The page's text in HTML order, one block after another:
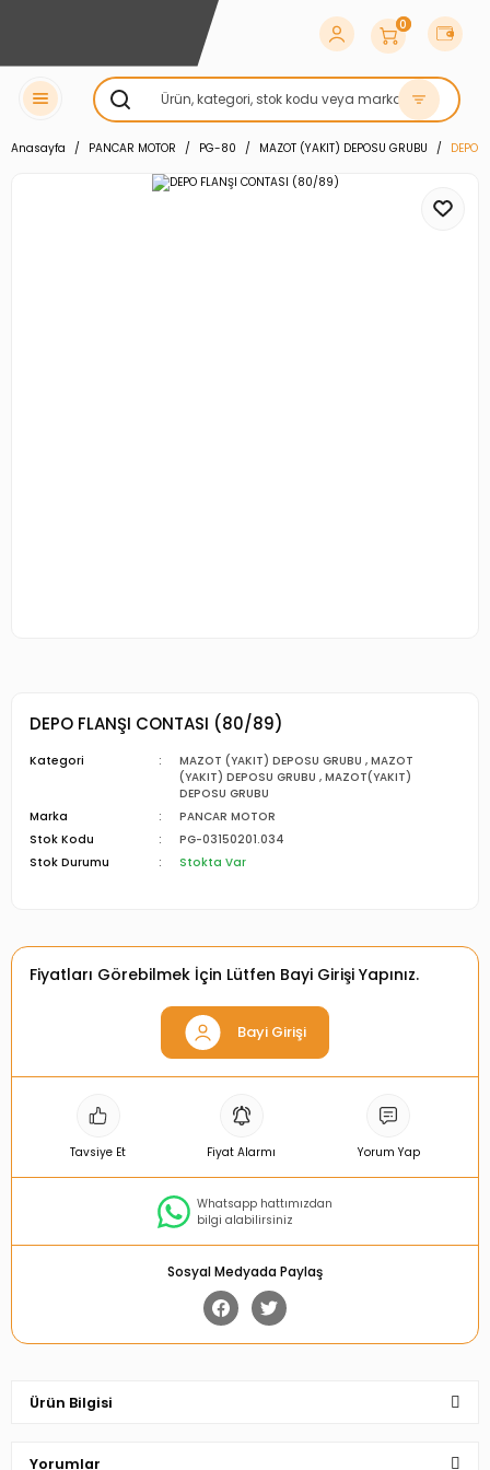
0
Anasayfa PANCAR MOTOR PG-80 MAZOT (YAKIT) DEPOSU GRUBU DEPO
DEPO FLANŞI CONTASI (80/89)
Kategori MAZOT (YAKIT) DEPOSU GRUBU ,MAZOT
(YAKIT) DEPOSU GRUBU ,MAZOT(YAKIT)
DEPOSU GRUBU
Marka
PANCAR MOTOR
Stok Kodu
PG-03150201.034
Stok Durumu
Stokta Var
Fiyatları Görebilmek İçin Lütfen Bayi Girişi Yapınız.
Bayi Girişi
Tavsiye Et Fiyat Alarmı Yorum Yap
Whatsapp hattımızdan
bilgi alabilirsiniz
Sosyal Medyada Paylaş
Ürün Bilgisi
Yorumlar